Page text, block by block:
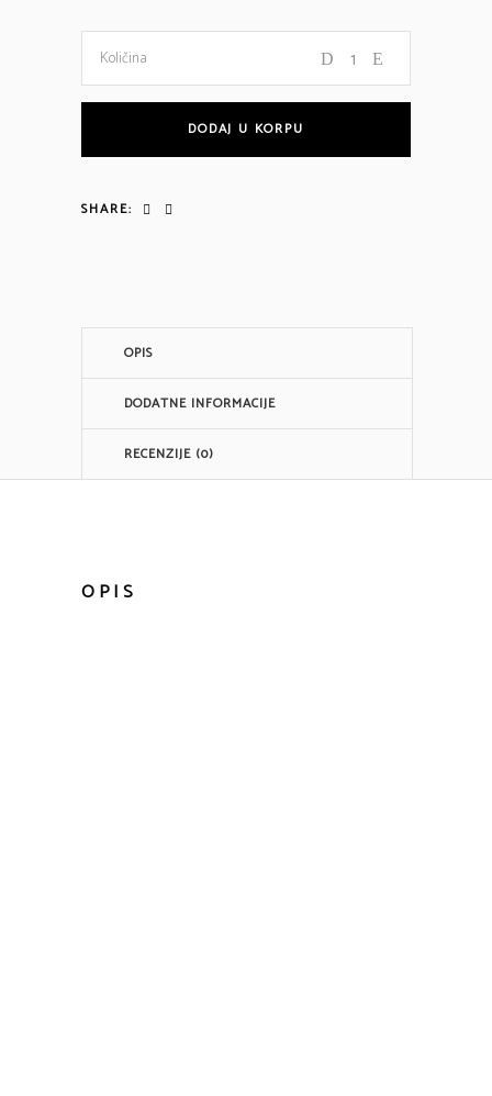
06
BEAUTY
BLEND
OIL
količina
Količina
DODAJ U KORPU
SHARE:
OPIS
DODATNE INFORMACIJE
RECENZIJE (0)
OPIS